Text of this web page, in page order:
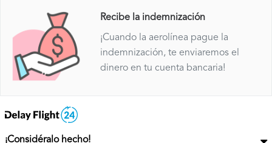
Recibe la indemnización
¡Cuando la aerolínea pague la
indemnización, te enviaremos el
dinero en tu cuenta bancaria!
¡Considéralo hecho!